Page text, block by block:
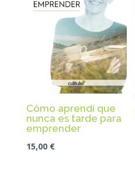
Cómo aprendí que
nunca es tarde para
emprender
15,00 €